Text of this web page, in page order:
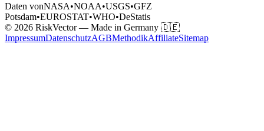
Daten vonNASA•NOAA•USGS•GFZ
Potsdam•EUROSTAT•WHO•DeStatis
© 2026 RiskVector — Made in Germany 🇩🇪
ImpressumDatenschutzAGBMethodikAffiliateSitemap